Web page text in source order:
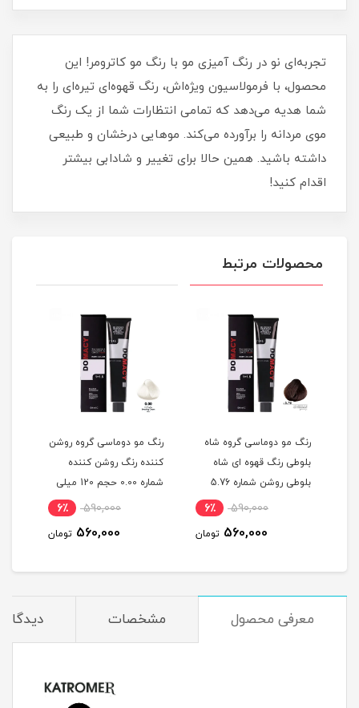
تجربه‌ای نو در رنگ‌ آمیزی مو با رنگ مو کاترومر! این
محصول، با فرمولاسیون ویژه‌اش، رنگ قهوه‌ای تیره‌ای را به
شما هدیه می‌دهد که تمامی انتظارات شما از یک رنگ
موی مردانه را برآورده می‌کند. موهایی درخشان و طبیعی
داشته باشید. همین حالا برای تغییر و شادابی بیشتر
اقدام کنید!
محصولات مرتبط
رنگ مو دوماسی گروه شاه
بلوطی رنگ قهوه ای شاه
بلوطی روشن شماره 5.76
590,000 6٪
560,000 تومان
رنگ مو دوماسی گروه روشن
کننده رنگ روشن کننده
شماره 0.00 حجم 120 میلی
590,000 6٪
560,000 تومان
معرفی محصول مشخصات